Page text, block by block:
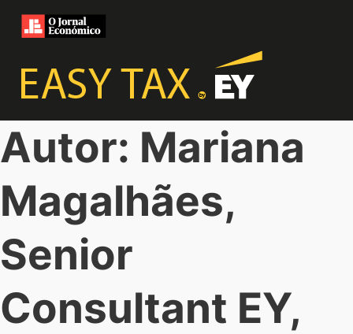
Autor: Mariana
Magalhães,
Senior
Consultant EY,